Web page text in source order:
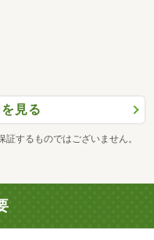
見る
するものではございません。